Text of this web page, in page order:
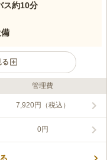
ス約10分
る
田優作、山田耕筰（作曲
が、土・日・祝日は1時間
は、「圏央道日の出イン
管理費
7,920円（税込）
0円